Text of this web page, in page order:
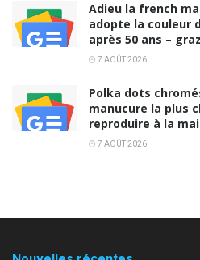
Adieu la french
adopte la couleur
après 50 ans –
7 AOÛT 2026
Polka dots
manucure la plus
reproduire à la
7 AOÛT 2026